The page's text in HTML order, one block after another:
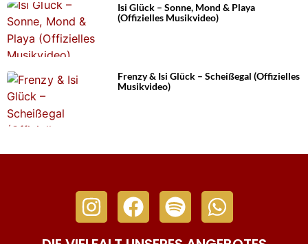
Isi Glück – Sonne, Mond & Playa
(Offizielles Musikvideo)
Frenzy & Isi Glück – Scheißegal (Offizielles
Musikvideo)